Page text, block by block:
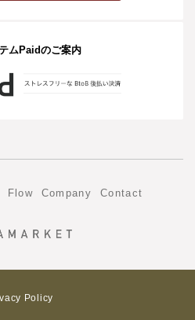
ムPaidのご案内
Flow Company Contact
Policy